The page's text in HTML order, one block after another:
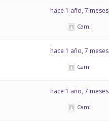
hace 1 año, 7 meses
Cami
hace 1 año, 7 meses
Cami
hace 1 año, 7 meses
Cami